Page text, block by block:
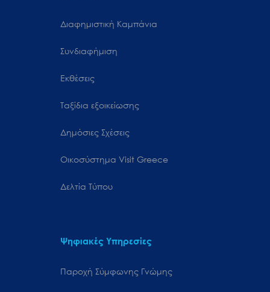
Διαφημιστική Καμπάνια
Συνδιαφήμιση
Εκθέσεις
Ταξίδια εξοικείωσης
Δημόσιες Σχέσεις
Oικοσύστημα Visit Greece
Δελτία Τύπου
Ψηφιακές Υπηρεσίες
Παροχή Σύμφωνης Γνώμης